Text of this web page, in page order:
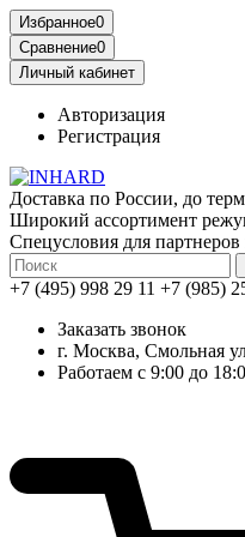
Избранное0
Сравнение0
Личный кабинет
Авторизация
Регистрация
Доставка по России, до
Широкий ассортимент
Спецусловия для
+7 (495) 998 29 11 +7 (985)
Заказать звонок
г. Москва, Смольная
Работаем с 9:00 до